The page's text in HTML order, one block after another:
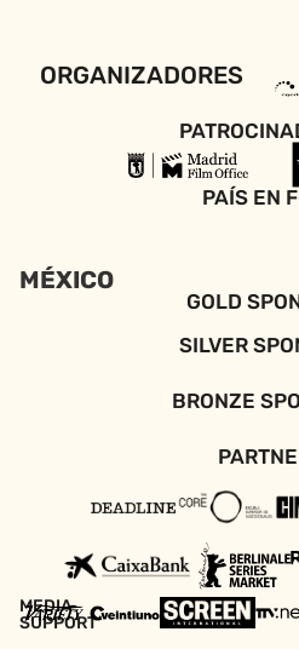
ORGANIZADORES
PAÍS EN
MÉXICO
GOLD
SILVER
BRONZE
MEDIA
SUPPORT